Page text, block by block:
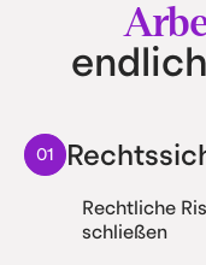
01
Rechtliche
schließen